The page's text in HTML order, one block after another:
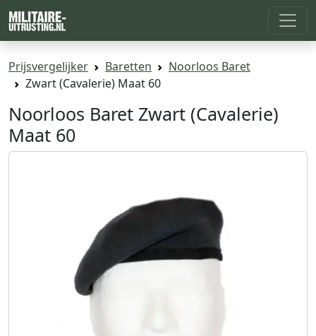
Prijsvergelijker Baretten
Noorloos Baret
Zwart (Cavalerie) Maat 60
Noorloos Baret Zwart (Cavalerie)
Maat 60